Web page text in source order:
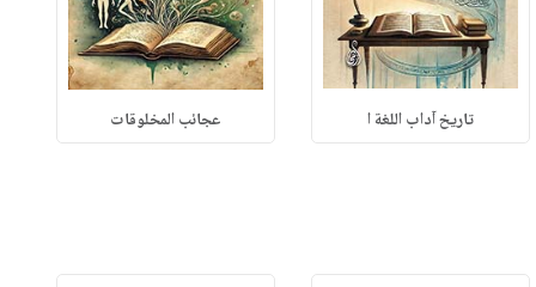
تاريخ آداب اللغة ا عجائب المخلوقات